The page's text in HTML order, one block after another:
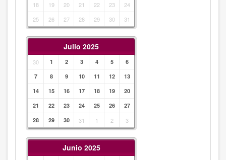
18
19 20 21 22 23
24
25
26 27 28 29 30 31
Julio 2025
30 1 2 3 4 5
6
7
8 9 10 11 12
13
14
15 16 17 18 19
20
21
22 23 24 25 26
27
28
29 30 31 1 2 3
Junio 2025